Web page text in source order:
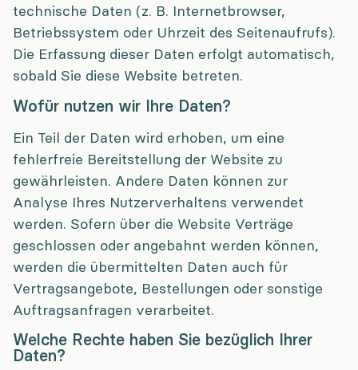
technische Daten (z. B. Internetbrowser,
Betriebssystem oder Uhrzeit des Seitenaufrufs).
Die Erfassung dieser Daten erfolgt automatisch,
sobald Sie diese Website betreten.
Wofür nutzen wir Ihre Daten?
Ein Teil der Daten wird erhoben, um eine
fehlerfreie Bereitstellung der Website zu
gewährleisten. Andere Daten können zur
Analyse Ihres Nutzerverhaltens verwendet
werden. Sofern über die Website Verträge
geschlossen oder angebahnt werden können,
werden die übermittelten Daten auch für
Vertragsangebote, Bestellungen oder sonstige
Auftragsanfragen verarbeitet.
Welche Rechte haben Sie bezüglich Ihrer
Daten?